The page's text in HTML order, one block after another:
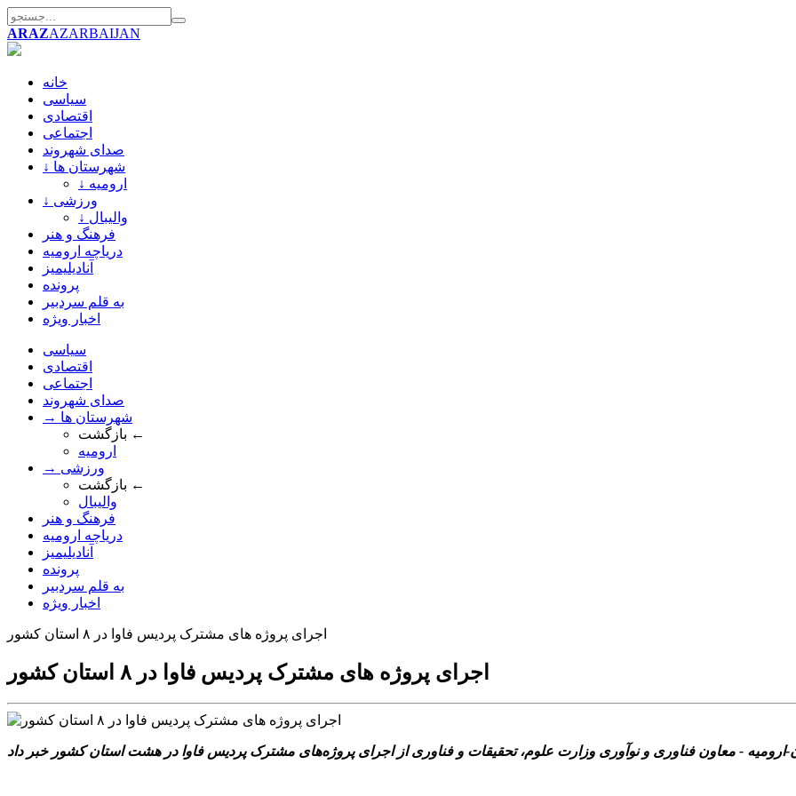
ARAZAZARBAIJAN
خانه
سیاسی
اقتصادی
اجتماعی
صدای شهروند
↓ شهرستان ها
↓ ارومیه
↓ ورزشی
↓ والیبال
فرهنگ و هنر
دریاچه ارومیه
آنادیلیمیز
پرونده
به قلم سردبیر
اخبار ویژه
سیاسی
اقتصادی
اجتماعی
صدای شهروند
→ شهرستان ها
بازگشت ←
ارومیه
→ ورزشی
بازگشت ←
والیبال
فرهنگ و هنر
دریاچه ارومیه
آنادیلیمیز
پرونده
به قلم سردبیر
اخبار ویژه
اجرای پروژه های مشترک پردیس فاوا در ۸ استان کشور
اجرای پروژه های مشترک پردیس فاوا در ۸ استان کشور